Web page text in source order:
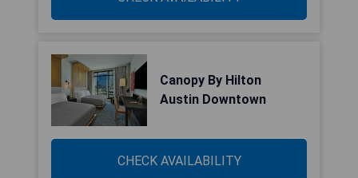
Canopy By Hilton
Austin Downtown
CHECK AVAILABILITY